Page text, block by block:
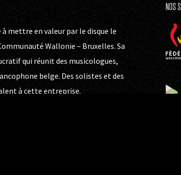
mettre en valeur par le disque le
Wallonie – Bruxelles. Sa
qui réunit des musicologues,
belge. Des solistes et des
à cette entreprise.
NOS